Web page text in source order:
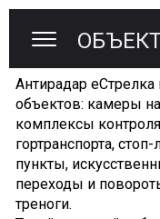
Антирадар
объектов: камеры
комплексы
гортранспорта,
пункты,
переходы и
треноги.